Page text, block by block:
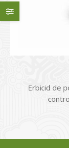
Erbicid de